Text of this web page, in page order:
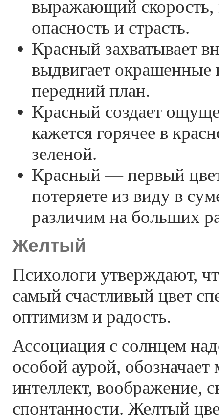
выражающий скорость,
опасность и страсть.
Красный захватывает
выдвигает окрашенные
передний план.
Красный создает
кажется горячее в
зеленой.
Красный — первый
потеряете из виду в
различим на больших
Желтый
Психологи утверждают,
самый счастливый цвет
оптимизм и радость.
Ассоциация с солнцем
особой аурой, обозначает
интеллект, воображение,
спонтанности. Желтый